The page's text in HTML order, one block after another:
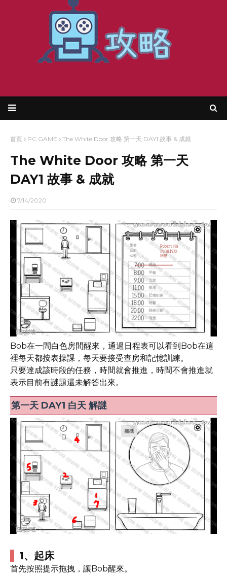
首頁 PC GAME The White Door 攻略 第一天 DAY1 故事 & 成就
The White Door 攻略 第一天
DAY1 故事 & 成就
7/14/2020
Bob在一間白色房間醒來，通過日程表可以看到Bob在這
裡每天都按表操課，每天要接受查房和記憶訓練。
只要達成該時段的任務，時間就會推進，時間不會推進就
表示目前有謎題還未解答出來。
第一天 DAY1 白天 解謎
1、起床
首先按照提示拖拽，讓Bob醒來。